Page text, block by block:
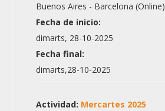
Buenos Aires - Barcelona (Online)
Fecha de inicio:
dimarts, 28-10-2025
Fecha final:
dimarts,28-10-2025
Actividad: Mercartes 2025